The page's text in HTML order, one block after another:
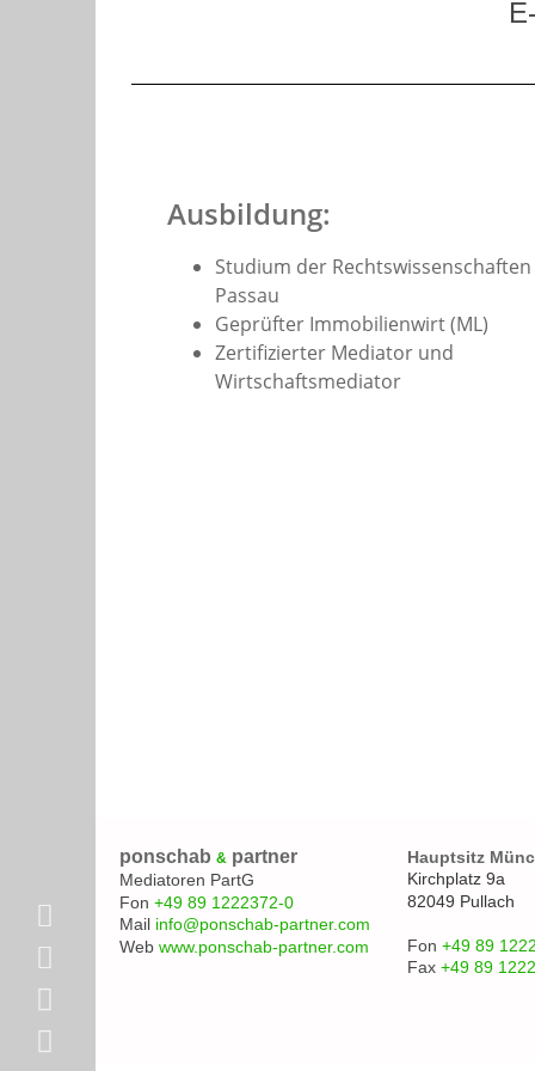
Ausbildung:
Studium der
Passau
Geprüfter Immobilienwirt (ML)
Zertifizierter Mediator und
Wirtschaftsmediator
ponschab & partner
Mediatoren PartG
Fon +49 89 1222372-0
Mail info@ponschab-partner.com
Web www.ponschab-partner.com
Hauptsitz
Kirchplatz 9a
82049 Pullach
Fon +49 89
Fax +49 89